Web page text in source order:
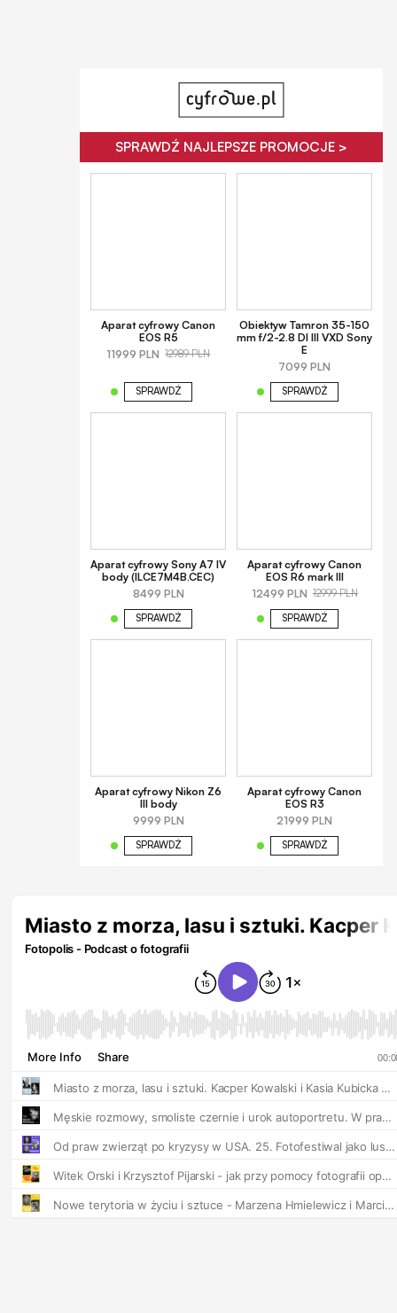
SPRAWDŹ NAJLEPSZE PROMOCJE >
Aparat cyfrowy Canon
EOS R5
11999 PLN 12989 PLN
SPRAWDŹ
Obiektyw Tamron 35-150
mm f/2-2.8 DI III VXD Sony
E
7099 PLN
SPRAWDŹ
Aparat cyfrowy Sony A7 IV
body (ILCE7M4B.CEC)
8499 PLN
SPRAWDŹ
Aparat cyfrowy Canon
EOS R6 mark III
12499 PLN 12999 PLN
SPRAWDŹ
Aparat cyfrowy Nikon Z6
III body
9999 PLN
SPRAWDŹ
Aparat cyfrowy Canon
EOS R3
21999 PLN
SPRAWDŹ